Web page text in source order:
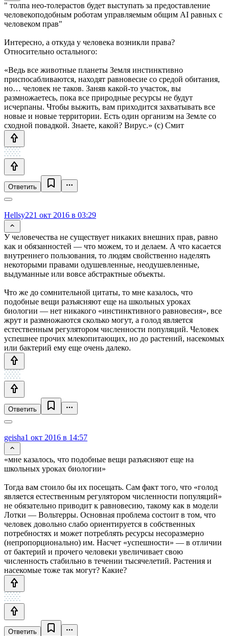
" толпа нео-толерастов будет выступать за предоставление
человекоподобным роботам управляемым общим AI равных с
человеком прав"
Интересно, а откуда у человека возникли права?
Относительно остального:
«Ведь все животные планеты Земля инстинктивно
приспосабливаются, находят равновесие со средой обитания,
но… человек не таков. Заняв какой-то участок, вы
размножаетесь, пока все природные ресурсы не будут
исчерпаны. Чтобы выжить, вам приходится захватывать все
новые и новые территории. Есть один организм на Земле со
сходной повадкой. Знаете, какой? Вирус.» (с) Смит
Ответить
Hellsy221 окт 2016 в 03:29
У человечества не существует никаких внешних прав, равно
как и обязанностей — что можем, то и делаем. А что касается
внутреннего пользования, то людям свойственно наделять
некоторыми правами одушевленные, неодушевленные,
выдуманные или вовсе абстрактные объекты.
Что же до сомнительной цитаты, то мне казалось, что
подобные вещи разъясняют еще на школьных уроках
биологии — нет никакого «инстинктивного равновесия», все
жрут и размножаются сколько могут, а голод является
естественным регулятором численности популяций. Человек
успешнее прочих млекопитающих, но до растений, насекомых
или бактерий ему еще очень далеко.
Ответить
geisha1 окт 2016 в 14:57
«мне казалось, что подобные вещи разъясняют еще на
школьных уроках биологии»
Тогда вам стоило бы их посещать. Сам факт того, что «голод
является естественным регулятором численности популяций»
не обязательно приводит к равновесию, такому как в модели
Лотки — Вольтерры. Основная проблема состоит в том, что
человек довольно слабо ориентируется в собственных
потребностях и может потреблять ресурсы несоразмерно
(непропорционально) им. Насчет «успешности» — в отличии
от бактерий и прочего человеки увеличивает свою
численность стабильно в течении тысячелетий. Растения и
насекомые тоже так могут? Какие?
Ответить